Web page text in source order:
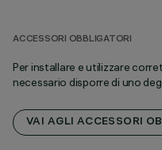
ACCESSORI OBBLIGATORI
Per installare e utilizzare
necessario disporre di uno
VAI AGLI ACCESSORI